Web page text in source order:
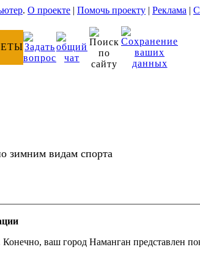
. О проекте | Помочь проекту | Реклама |
зимним видам спорта
ваш город Наманган представлен